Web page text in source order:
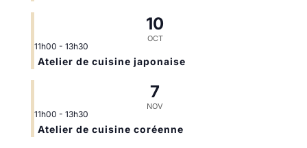
10
OCT
11h00 - 13h30
Atelier de cuisine japonaise
7
NOV
11h00 - 13h30
Atelier de cuisine coréenne